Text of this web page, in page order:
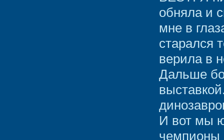
обняла и
мне в
старался
верила в
Дальше
И вот мы
чемпионы